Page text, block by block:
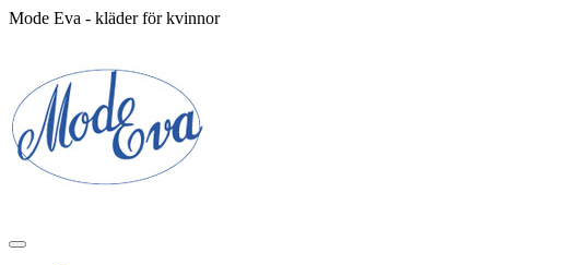
Mode Eva - kläder för kvinnor